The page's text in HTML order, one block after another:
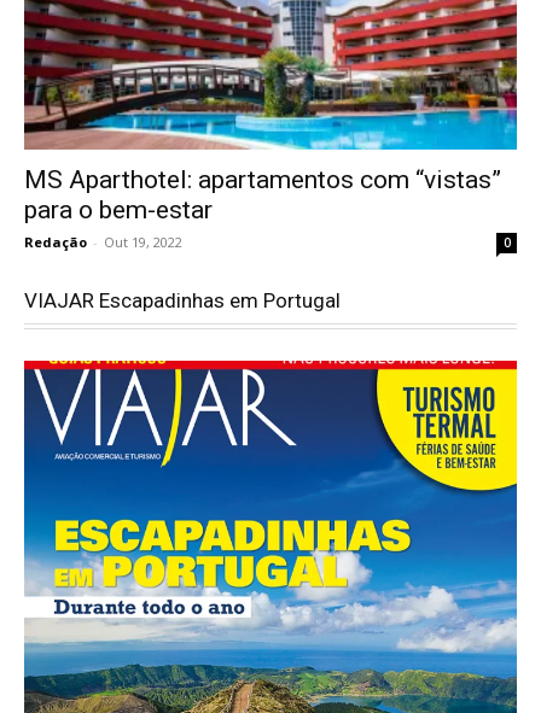
MS Aparthotel: apartamentos com “vistas”
para o bem-estar
Redação - Out 19, 2022 0
VIAJAR Escapadinhas em Portugal